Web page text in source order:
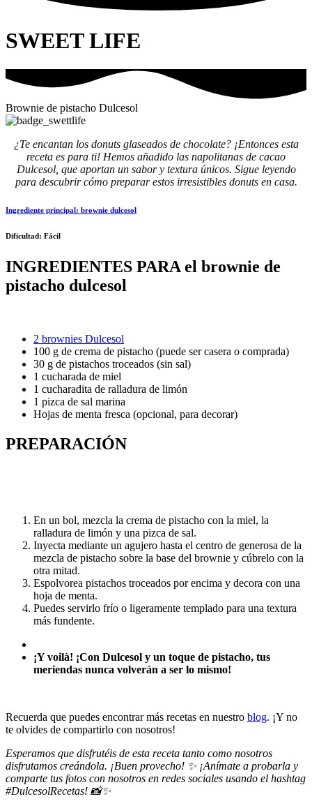
SWEET LIFE
Brownie de pistacho Dulcesol
¿Te encantan los donuts glaseados de chocolate? ¡Entonces esta
receta es para ti! Hemos añadido las napolitanas de cacao
Dulcesol, que aportan un sabor y textura únicos. Sigue leyendo
para descubrir cómo preparar estos irresistibles donuts en casa.
Ingrediente principal: brownie dulcesol
Dificultad: Fácil
INGREDIENTES PARA el brownie de
pistacho dulcesol
2 brownies Dulcesol
100 g de crema de pistacho (puede ser casera o comprada)
30 g de pistachos troceados (sin sal)
1 cucharada de miel
1 cucharadita de ralladura de limón
1 pizca de sal marina
Hojas de menta fresca (opcional, para decorar)
PREPARACIÓN
En un bol, mezcla la crema de pistacho con la miel, la
ralladura de limón y una pizca de sal.
Inyecta mediante un agujero hasta el centro de generosa de la
mezcla de pistacho sobre la base del brownie y cúbrelo con la
otra mitad.
Espolvorea pistachos troceados por encima y decora con una
hoja de menta.
Puedes servirlo frío o ligeramente templado para una textura
más fundente.
¡Y voilà! ¡Con Dulcesol y un toque de pistacho, tus
meriendas nunca volverán a ser lo mismo!
Recuerda que puedes encontrar más recetas en nuestro blog. ¡Y no
te olvides de compartirlo con nosotros!
Esperamos que disfrutéis de esta receta tanto como nosotros
disfrutamos creándola. ¡Buen provecho! ✨ ¡Anímate a probarla y
comparte tus fotos con nosotros en redes sociales usando el hashtag
#DulcesolRecetas! 📸✨